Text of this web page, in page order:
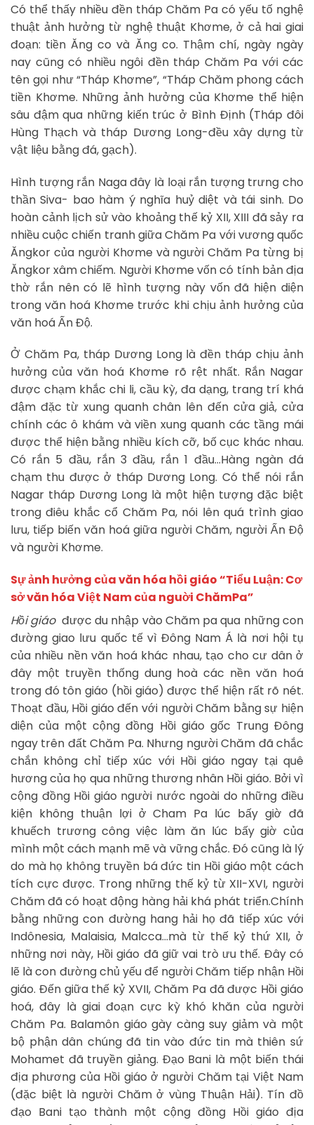
Có thể thấy nhiều đền tháp Chăm Pa có yếu tố nghệ
thuật ảnh hưởng từ nghệ thuật Khơme, ở cả hai giai
đoạn: tiền Ăng co và Ăng co. Thậm chí, ngày ngày
nay cũng có nhiều ngôi đền tháp Chăm Pa với các
tên gọi như “Tháp Khơme”, “Tháp Chăm phong cách
tiền Khơme. Những ảnh hưởng của Khơme thể hiện
sâu đậm qua những kiến trúc ở Bình Định (Tháp đôi
Hùng Thạch và tháp Dương Long-đều xây dựng từ
vật liệu bằng đá, gạch).
Hình tượng rắn Naga đây là loại rắn tượng trưng cho
thần Siva- bao hàm ý nghĩa huỷ diệt và tái sinh. Do
hoàn cảnh lịch sử vào khoảng thế kỷ XII, XIII đã sảy ra
nhiều cuộc chiến tranh giữa Chăm Pa với vương quốc
Ăngkor của người Khơme và người Chăm Pa từng bị
Ăngkor xâm chiếm. Người Khơme vốn có tính bản địa
thờ rắn nên có lẽ hình tượng này vốn đã hiện diện
trong văn hoá Khơme trước khi chịu ảnh hưởng của
văn hoá Ấn Độ.
Ở Chăm Pa, tháp Dương Long là đền tháp chịu ảnh
hưởng của văn hoá Khơme rõ rệt nhất. Rắn Nagar
được chạm khắc chi li, cầu kỳ, đa dạng, trang trí khá
đậm đặc từ xung quanh chân lên đến cửa giả, cửa
chính các ô khám và viền xung quanh các tầng mái
được thể hiện bằng nhiều kích cỡ, bố cục khác nhau.
Có rắn 5 đầu, rắn 3 đầu, rắn 1 đầu…Hàng ngàn đá
chạm thu được ở tháp Dương Long. Có thể nói rắn
Nagar tháp Dương Long là một hiện tượng đặc biệt
trong điêu khắc cổ Chăm Pa, nói lên quá trình giao
lưu, tiếp biến văn hoá giữa người Chăm, người Ấn Độ
và người Khơme.
Sự ảnh hưởng của văn hóa hồi giáo“Tiểu Luận: Cơ
sở văn hóa Việt Nam của nguời ChămPa”
Hồi giáođược du nhập vào Chăm pa qua những con
đường giao lưu quốc tế vì Đông Nam Á là nơi hội tụ
của nhiều nền văn hoá khác nhau, tạo cho cư dân ở
đây một truyền thống dung hoà các nền văn hoá
trong đó tôn giáo (hồi giáo) được thể hiện rất rõ nét.
Thoạt đầu, Hồi giáo đến với người Chăm bằng sự hiện
diện của một cộng đồng Hồi giáo gốc Trung Đông
ngay trên đất Chăm Pa. Nhưng người Chăm đã chắc
chắn không chỉ tiếp xúc với Hồi giáo ngay tại quê
hương của họ qua những thương nhân Hồi giáo. Bởi vì
cộng đồng Hồi giáo người nước ngoài do những điều
kiện không thuận lợi ở Cham Pa lúc bấy giờ đã
khuếch trương công việc làm ăn lúc bấy giờ của
mình một cách mạnh mẽ và vững chắc. Đó cũng là lý
do mà họ không truyền bá đức tin Hồi giáo một cách
tích cực được. Trong những thế kỷ từ XII-XVI, người
Chăm đã có hoạt động hàng hải khá phát triển.Chính
bằng những con đường hang hải họ đã tiếp xúc với
Indônesia, Malaisia, Malcca…mà từ thế kỷ thứ XII, ở
những nơi này, Hồi giáo đã giữ vai trò ưu thế. Đây có
lẽ là con đường chủ yếu để người Chăm tiếp nhận Hồi
giáo. Đến giữa thế kỷ XVII, Chăm Pa đã được Hồi giáo
hoá, đây là giai đoạn cực kỳ khó khăn của người
Chăm Pa. Balamôn giáo gày càng suy giảm và một
bộ phận dân chúng đã tin vào đức tin mà thiên sứ
Mohamet đã truyền giảng. Đạo Bani là một biến thái
địa phương của Hồi giáo ở người Chăm tại Việt Nam
(đặc biệt là người Chăm ở vùng Thuận Hải). Tín đồ
đạo Bani tạo thành một cộng đồng Hồi giáo địa